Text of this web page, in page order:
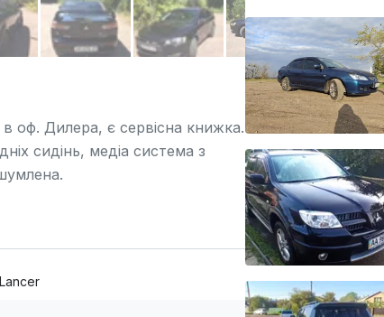
оф. Дилера, є сервісна книжка.
сидінь, медіа система з